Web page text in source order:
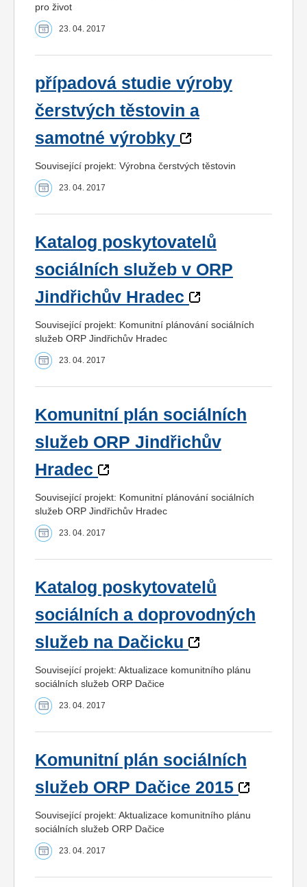
pro život
23. 04. 2017
případová studie výroby
čerstvých těstovin a
samotné výrobky
Související projekt: Výrobna čerstvých těstovin
23. 04. 2017
Katalog poskytovatelů
sociálních služeb v ORP
Jindřichův Hradec
Související projekt: Komunitní plánování sociálních
služeb ORP Jindřichův Hradec
23. 04. 2017
Komunitní plán sociálních
služeb ORP Jindřichův
Hradec
Související projekt: Komunitní plánování sociálních
služeb ORP Jindřichův Hradec
23. 04. 2017
Katalog poskytovatelů
sociálních a doprovodných
služeb na Dačicku
Související projekt: Aktualizace komunitního plánu
sociálních služeb ORP Dačice
23. 04. 2017
Komunitní plán sociálních
služeb ORP Dačice 2015
Související projekt: Aktualizace komunitního plánu
sociálních služeb ORP Dačice
23. 04. 2017